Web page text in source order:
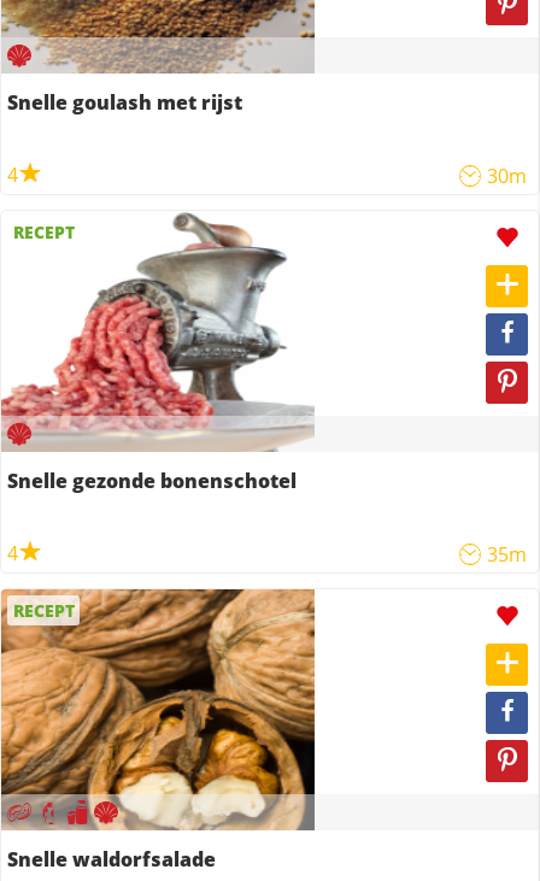
Snelle goulash met rijst
4 30m
RECEPT
Snelle gezonde bonenschotel
4 35m
RECEPT
Snelle waldorfsalade